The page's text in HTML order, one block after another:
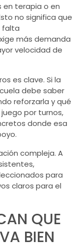
en terapia o en
no significa que
falta
más demanda
velocidad de
es clave. Si la
debe saber
reforzarla y qué
por turnos,
donde esa
compleja. A
para
claros para el
QUE
BIEN